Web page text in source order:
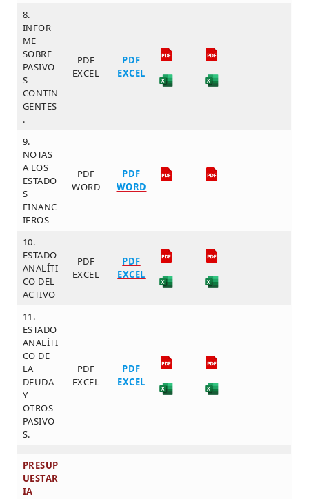
8.
INFOR
ME
SOBRE
PASIVO
S
CONTIN
GENTES
.
PDF
EXCEL
PDF
EXCEL
9.
NOTAS
A LOS
ESTADO
S
FINANC
IEROS
PDF
WORD
PDF
WORD
10.
ESTADO
ANALÍTI
CO DEL
ACTIVO
PDF
EXCEL
PDF
EXCEL
11.
ESTADO
ANALÍTI
CO DE
LA
DEUDA
Y
OTROS
PASIVO
S.
PDF
EXCEL
PDF
EXCEL
PRESUP
UESTAR
IA